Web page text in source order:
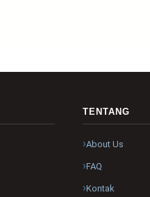
TENTANG
About Us
FAQ
Kontak